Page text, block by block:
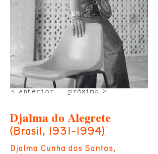
próximo >
< anterior
Djalma do Alegrete
(Brasil, 1931-1994)
Djalma Cunha dos Santos,